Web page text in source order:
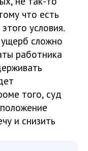
что есть
условия.
сложно
работника
того, суд
и снизить